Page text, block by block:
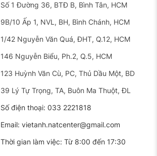
Số 1 Đường 36, BTĐ B, Bình Tân, HCM
9B/10 Ấp 1, NVL, BH, Bình Chánh, HCM
1/42 Nguyễn Văn Quá, ĐHT, Q.12, HCM
146 Nguyễn Biểu, Ph.2, Q.5, HCM
123 Huỳnh Văn Cù, PC, Thủ Dầu Một, BD
39 Lý Tự Trọng, TA, Buôn Ma Thuột, ĐL
Số điện thoại: 033 2221818
Email: vietanh.natcenter@gmail.com
Thời gian làm việc: Từ 8:00 đến 17:30